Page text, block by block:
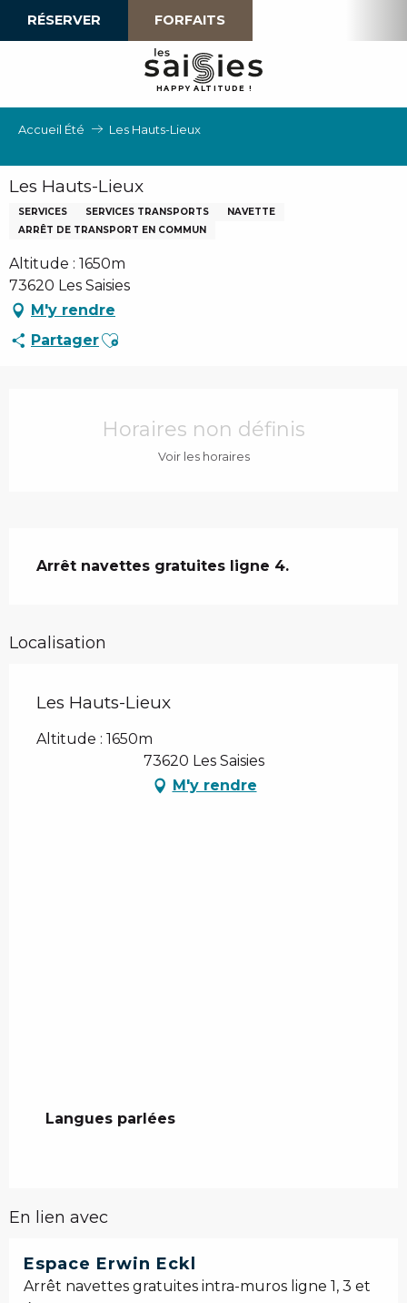
RÉSERVER FORFAITS
HAPPY ALTI TU D E !
Accueil Été Les Hauts-Lieux
Les Hauts-Lieux
SERVICES SERVICES TRANSPORTS
NAVETTE
ARRÊT DE TRANSPORT EN COMMUN
Altitude : 1650m
73620 Les Saisies
M'y rendre
PartagerAjouter aux favoris
Horaires non définis
Voir les horaires
Arrêt navettes gratuites ligne 4.
Localisation
Les Hauts-Lieux
Altitude : 1650m
73620 Les Saisies
M'y rendre
Langues parlées
Langues parlées
En lien avec
Espace Erwin Eckl
Arrêt navettes gratuites intra-muros ligne 1, 3 et